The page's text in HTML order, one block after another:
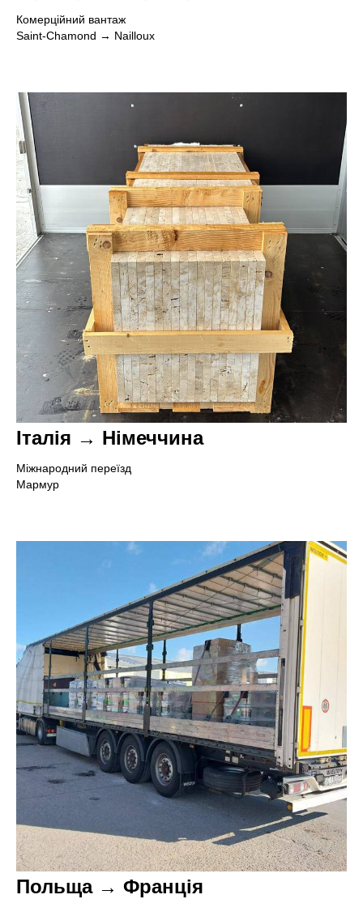
Комерційний вантаж
Saint-Chamond → Nailloux
Італія → Німеччина
Міжнародний переїзд
Мармур
Польща → Франція